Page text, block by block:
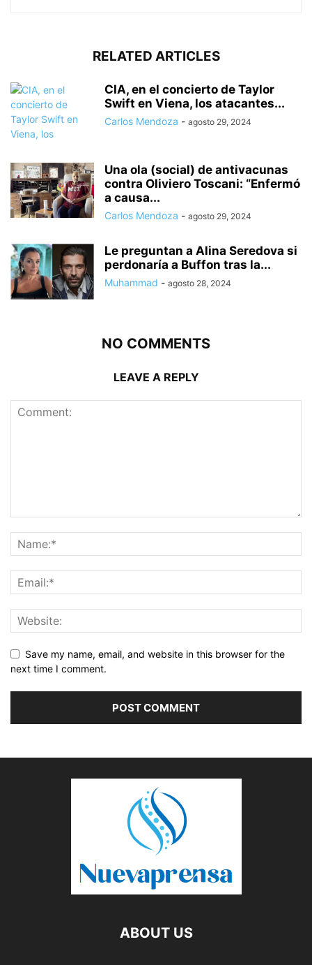
RELATED ARTICLES
CIA, en el concierto de Taylor
Swift en Viena, los atacantes...
Carlos Mendoza - agosto 29, 2024
Una ola (social) de antivacunas
contra Oliviero Toscani: “Enfermó
a causa...
Carlos Mendoza - agosto 29, 2024
Le preguntan a Alina Seredova si
perdonaría a Buffon tras la...
Muhammad - agosto 28, 2024
NO COMMENTS
LEAVE A REPLY
Save my name, email, and website in this browser for the
next time I comment.
ABOUT US